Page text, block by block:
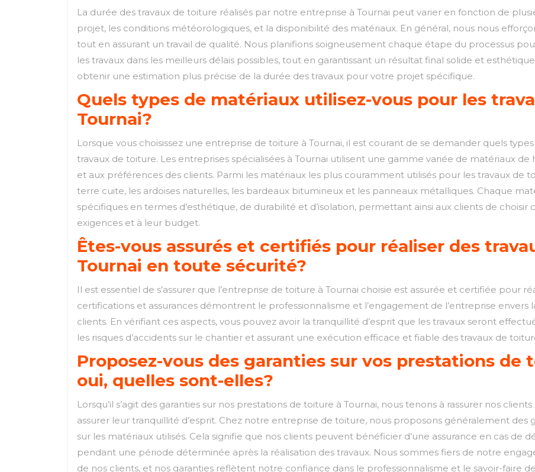
La durée des travaux de toiture réalisés par notre entreprise à Tournai peut varier en fonction de
projet, les conditions météorologiques, et la disponibilité des matériaux. En général, nous nous
tout en assurant un travail de qualité. Nous planifions soigneusement chaque étape du processus
les travaux dans les meilleurs délais possibles, tout en garantissant un résultat final solide et
obtenir une estimation plus précise de la durée des travaux pour votre projet spécifique.
Quels types de matériaux utilisez-vous pour les
Tournai?
Lorsque vous choisissez une entreprise de toiture à Tournai, il est courant de se demander quels
travaux de toiture. Les entreprises spécialisées à Tournai utilisent une gamme variée de matériaux
et aux préférences des clients. Parmi les matériaux les plus couramment utilisés pour les travaux de
terre cuite, les ardoises naturelles, les bardeaux bitumineux et les panneaux métalliques. Chaque
spécifiques en termes d’esthétique, de durabilité et d’isolation, permettant ainsi aux clients de
exigences et à leur budget.
Êtes-vous assurés et certifiés pour réaliser des
Tournai en toute sécurité?
Il est essentiel de s’assurer que l’entreprise de toiture à Tournai choisie est assurée et certifiée pour
certifications et assurances démontrent le professionnalisme et l’engagement de l’entreprise envers
clients. En vérifiant ces aspects, vous pouvez avoir la tranquillité d’esprit que les travaux seront
les risques d’accidents sur le chantier et assurant une exécution efficace et fiable des travaux de
Proposez-vous des garanties sur vos prestations de
oui, quelles sont-elles?
Lorsqu’il s’agit des garanties sur nos prestations de toiture à Tournai, nous tenons à rassurer nos
assurer leur tranquillité d’esprit. Chez notre entreprise de toiture, nous proposons généralement des
sur les matériaux utilisés. Cela signifie que nos clients peuvent bénéficier d’une assurance en cas de
pendant une période déterminée après la réalisation des travaux. Nous sommes fiers de notre
de nos clients, et nos garanties reflètent notre confiance dans le professionnalisme et le savoir-faire